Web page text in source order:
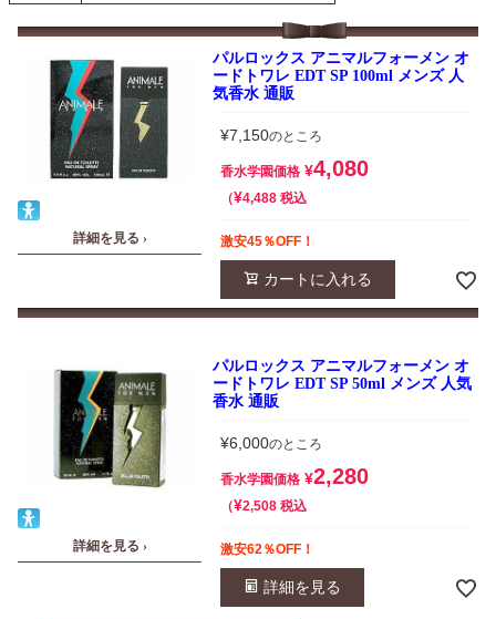
詳細を見る ›
パルロックス アニマルフォーメン オ
ードトワレ EDT SP 100ml メンズ 人
気香水 通販
¥7,150のところ
香水学園価格 ¥4,080
¥4,488 税込
激安45％OFF！
カートに入れる
詳細を見る ›
パルロックス アニマルフォーメン オ
ードトワレ EDT SP 50ml メンズ 人気
香水 通販
¥6,000のところ
香水学園価格 ¥2,280
¥2,508 税込
激安62％OFF！
詳細を見る